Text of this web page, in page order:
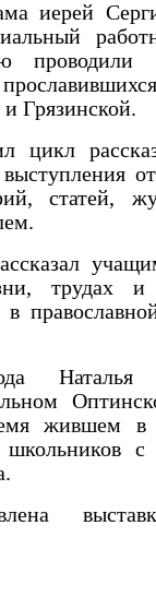
иерей
проводили
Грязинской.
цикл
статей,
трудах
Наталья
жившем в
школьников